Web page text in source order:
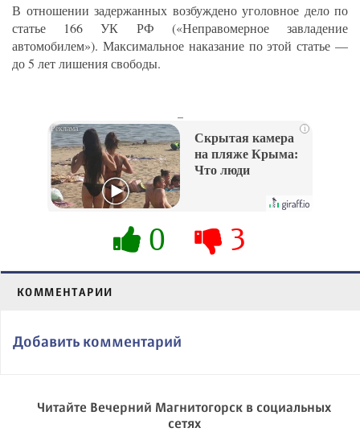
В отношении задержанных возбуждено уголовное дело по
статье 166 УК РФ («Неправомерное завладение
автомобилем»). Максимальное наказание по этой статье —
до 5 лет лишения свободы.
i
Скрытая камера
на пляже Крыма:
Что люди
их не видят...
0 3
КОММЕНТАРИИ
Добавить комментарий
Читайте Вечерний Магнитогорск в социальных
сетях